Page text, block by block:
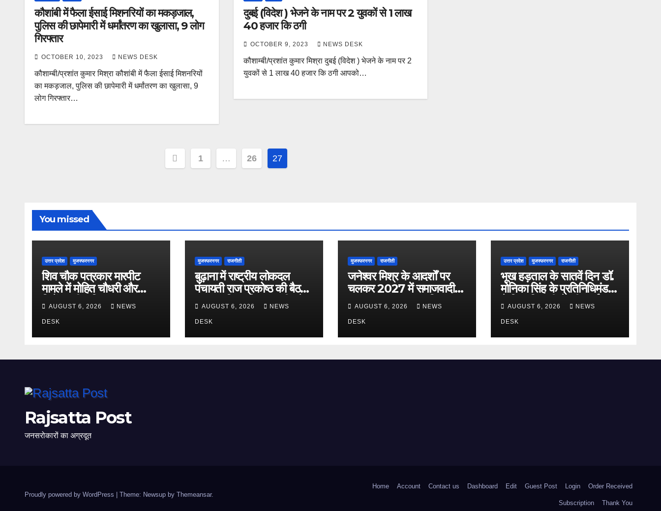
कौशांबी में फैला ईसाई मिशनरियों का मकड़जाल,
पुलिस की छापेमारी में धर्मांतरण का खुलासा, 9 लोग
गिरफ्तार
OCTOBER 10, 2023 NEWS DESK
कौशाम्बी/प्रशांत कुमार मिश्रा कौशांबी में फैला ईसाई मिशनरियों
का मकड़जाल, पुलिस की छापेमारी में धर्मांतरण का खुलासा, 9
लोग गिरफ्तार…
दुबई (विदेश ) भेजने के नाम पर 2 युवकों से 1 लाख
40 हजार कि ठगी
OCTOBER 9, 2023 NEWS DESK
कौशाम्बी/प्रशांत कुमार मिश्रा दुबई (विदेश ) भेजने के नाम पर 2
युवकों से 1 लाख 40 हजार कि ठगी आपको…
Posts
1 … 26 27
You missed
उत्तर प्रदेश मुजफ्फरनगर
शिव चौक पत्रकार मारपीट
मामले में मोहित चौधरी और
विजेंद्र की अग्रिम जमानत
अर्जी खारिज
AUGUST 6, 2026 NEWS
DESK
मुजफ्फरनगर राजनीती
बुढ़ाना में राष्ट्रीय लोकदल
पंचायती राज प्रकोष्ठ की बैठक
सम्पन्न, बिधुर मोहन त्यागी बने
जिलाध्यक्ष
AUGUST 6, 2026 NEWS
DESK
मुजफ्फरनगर राजनीती
जनेश्वर मिश्र के आदर्शों पर
चलकर 2027 में समाजवादी
सरकार बनाना लक्ष्य : ज़िया
चौधरी
AUGUST 6, 2026 NEWS
DESK
उत्तर प्रदेश मुजफ्फरनगर राजनीती
भूख हड़ताल के सातवें दिन डॉ.
मोनिका सिंह के प्रतिनिधिमंडल
ने जिलाधिकारी से की वार्ता,
निष्पक्ष जांच की मांग
AUGUST 6, 2026 NEWS
DESK
Rajsatta Post
जनसरोकारों का अग्रदूत
Proudly powered by WordPress Theme: Newsup by Themeansar.
Home Account Contact us Dashboard Edit Guest Post Login Order Received
Subscription Thank You